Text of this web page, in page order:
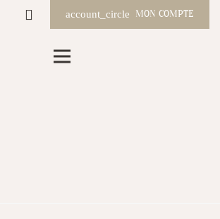
account_circle MON COMPTE